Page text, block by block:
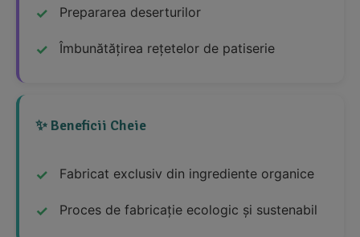
Prepararea deserturilor
Îmbunătățirea rețetelor de patiserie
✨ Beneficii Cheie
Fabricat exclusiv din ingrediente organice
Proces de fabricație ecologic și sustenabil